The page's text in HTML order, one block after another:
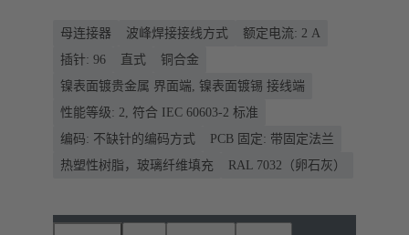
母连接器 波峰焊接接线方式
额定电流: ‌2 A
插针: 96
直式
铜合金
镍表面镀贵金属 界面端, 镍表面镀锡 接线端
性能等级: 2, 符合 IEC 60603-2 标准
编码: 不缺针的编码方式
PCB 固定: 带固定法兰
热塑性树脂，玻璃纤维填充
RAL 7032（卵石灰）